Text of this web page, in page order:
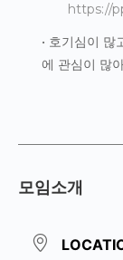
https://
• 호기심이
에 관심이 많
모임소개